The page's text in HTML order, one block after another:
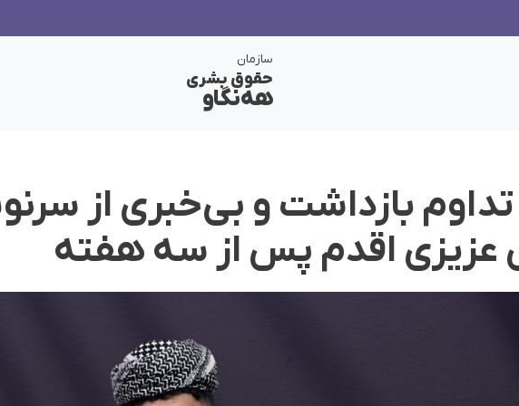
سازمان
حقوق بشری
هەنگاو
تداوم بازداشت و بی‌خبری از
اقدم پس از سه هفته